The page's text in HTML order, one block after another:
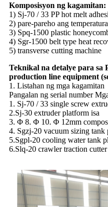
Komposisyon ng kagamitan:
1) Sj-70 / 33 PP hot melt
2) pare-pareho ang
3) Spq-1500 plastic
4) Sgr-1500 belt type heat
5) transverse cutting machine
Teknikal na detalye para sa
production line equipment
1. Listahan ng mga kagamitan
Pangalan ng serial number
1. Sj-70 / 33 single screw
2.Sj-30 extruder platform isa
3. Φ 8. Φ 10. Φ 12mm
4. Sgzj-20 vacuum sizing tank
5.Sgpl-20 cooling water tank
6.Slq-20 crawler traction